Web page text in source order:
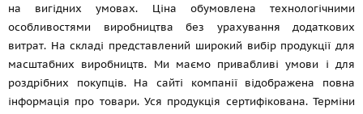
на вигідних умовах. Ціна обумовлена технологічними
особливостями виробництва без урахування додаткових
витрат. На складі представлений широкий вибір продукції для
масштабних виробництв. Ми маємо привабливі умови і для
роздрібних покупців. На сайті компанії відображена повна
інформація про товари. Уся продукція сертифікована. Терміни